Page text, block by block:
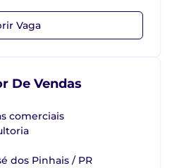
Vaga
De Vendas
comerciais
dos Pinhais / PR